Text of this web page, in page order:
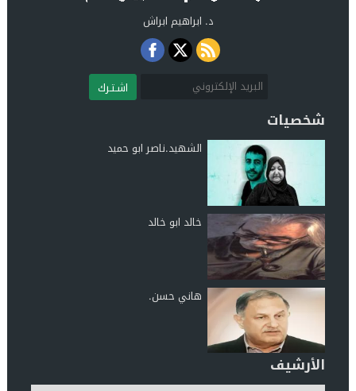
د. ابراهيم ابراش
اشـتـرك
شخصيات
الشهيد.ناصر ابو حميد
خالد ابو خالد
هاني حسن.
الأرشيف